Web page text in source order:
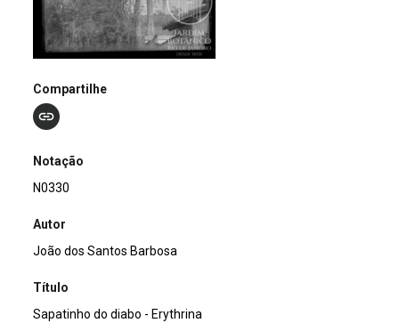
Compartilhe
Notação
N0330
Autor
João dos Santos Barbosa
Título
Sapatinho do diabo - Erythrina